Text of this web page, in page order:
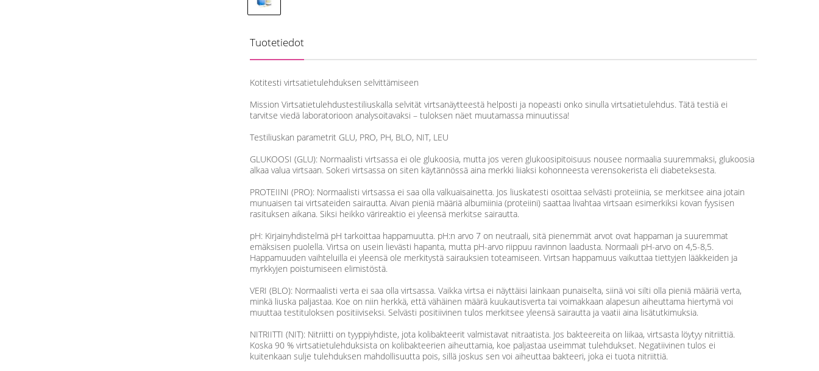
Tuotetiedot
Kotitesti virtsatietulehduksen selvittämiseen
Mission Virtsatietulehdustestiliuskalla selvität virtsanäytteestä helposti ja nopeasti onko sinulla virtsatietulehdus. Tätä testiä ei
tarvitse viedä laboratorioon analysoitavaksi – tuloksen näet muutamassa minuutissa!
Testiliuskan parametrit GLU, PRO, PH, BLO, NIT, LEU
GLUKOOSI (GLU): Normaalisti virtsassa ei ole glukoosia, mutta jos veren glukoosipitoisuus nousee normaalia suuremmaksi, glukoosia
alkaa valua virtsaan. Sokeri virtsassa on siten käytännössä aina merkki liiaksi kohonneesta verensokerista eli diabeteksesta.
PROTEIINI (PRO): Normaalisti virtsassa ei saa olla valkuaisainetta. Jos liuskatesti osoittaa selvästi proteiinia, se merkitsee aina jotain
munuaisen tai virtsateiden sairautta. Aivan pieniä määriä albumiinia (proteiini) saattaa livahtaa virtsaan esimerkiksi kovan fyysisen
rasituksen aikana. Siksi heikko värireaktio ei yleensä merkitse sairautta.
pH: Kirjainyhdistelmä pH tarkoittaa happamuutta. pH:n arvo 7 on neutraali, sitä pienemmät arvot ovat happaman ja suuremmat
emäksisen puolella. Virtsa on usein lievästi hapanta, mutta pH-arvo riippuu ravinnon laadusta. Normaali pH-arvo on 4,5-8,5.
Happamuuden vaihteluilla ei yleensä ole merkitystä sairauksien toteamiseen. Virtsan happamuus vaikuttaa tiettyjen lääkkeiden ja
myrkkyjen poistumiseen elimistöstä.
VERI (BLO): Normaalisti verta ei saa olla virtsassa. Vaikka virtsa ei näyttäisi lainkaan punaiselta, siinä voi silti olla pieniä määriä verta,
minkä liuska paljastaa. Koe on niin herkkä, että vähäinen määrä kuukautisverta tai voimakkaan alapesun aiheuttama hiertymä voi
muuttaa testituloksen positiiviseksi. Selvästi positiivinen tulos merkitsee yleensä sairautta ja vaatii aina lisätutkimuksia.
NITRIITTI (NIT): Nitriitti on tyyppiyhdiste, jota kolibakteerit valmistavat nitraatista. Jos bakteereita on liikaa, virtsasta löytyy nitriittiä.
Koska 90 % virtsatietulehduksista on kolibakteerien aiheuttamia, koe paljastaa useimmat tulehdukset. Negatiivinen tulos ei
kuitenkaan sulje tulehduksen mahdollisuutta pois, sillä joskus sen voi aiheuttaa bakteeri, joka ei tuota nitriittiä.